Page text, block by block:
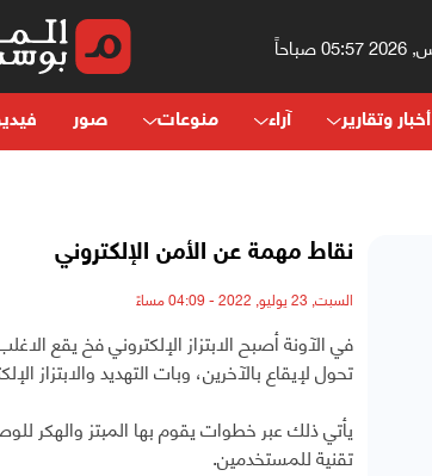
أخبار وتقارير آراء منوعات صور
نقاط مهمة عن الأمن الإلكتروني
السبت, 23 يوليو, 2022 - 04:09 مساءً
في الآونة أصبح الابتزاز الإلكتروني فخ يقع
تحول لإيقاع بالآخرين، وبات التهديد والابتزاز
يأتي ذلك عبر خطوات يقوم بها المبتز والهكر
تقنية للمستخدمين.